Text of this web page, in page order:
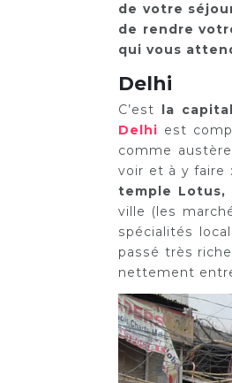
de votre
de rendre
qui vous
Delhi
C’est la
Delhi est
comme
voir et à y faire
temple Lotus,
ville (les
spécialités
passé très
nettement